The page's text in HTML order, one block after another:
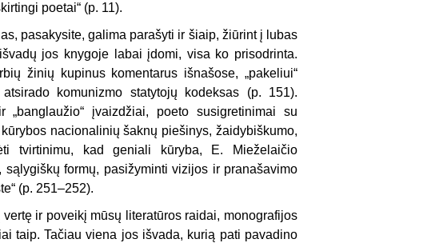
poetai“ (p. 11).
pasakysite, galima parašyti ir šiaip, žiūrint į lubas
jos knygoje labai įdomi, visa ko prisodrinta.
žinių kupinus komentarus išnašose, „pakeliui“
komunizmo statytojų kodeksas (p. 151).
„banglaužio“ įvaizdžiai, poeto susigretinimai su
nacionalinių šaknų piešinys, žaidybiškumo,
tvirtinimu, kad geniali kūryba, E. Mieželaičio
formų, pasižyminti vizijos ir pranašavimo
(p. 251–252).
ir poveikį mūsų literatūros raidai, monografijos
taip. Tačiau viena jos išvada, kurią pati pavadino